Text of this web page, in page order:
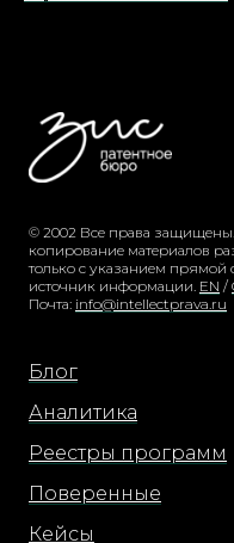
© 2002 Все права
копирование материалов
только с указанием прямой
источник информации. EN /
Почта: info@intellectprava.ru
Блог
Аналитика
Реестры программ
Поверенные
Кейсы